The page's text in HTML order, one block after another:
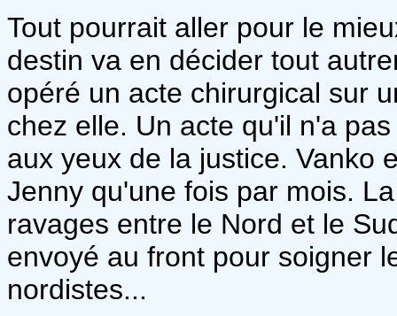
Tout pourrait aller pour le
destin va en décider tout
opéré un acte chirurgical sur
chez elle. Un acte qu'il n'a
aux yeux de la justice. Vanko
Jenny qu'une fois par mois.
ravages entre le Nord et le
envoyé au front pour soigner
nordistes...